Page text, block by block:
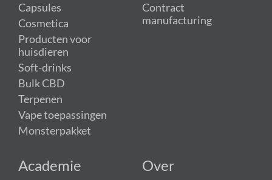
Capsules
Cosmetica
Producten voor
huisdieren
Soft-drinks
Bulk CBD
Terpenen
Vape toepassingen
Monsterpakket
Contract
manufacturing
Academie Over